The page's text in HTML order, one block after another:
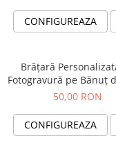
CONFIGUREAZA
Brățară
Fotogravură pe Bănuț
Auriu IP – Șnur
50,00 RON
CONFIGUREAZA